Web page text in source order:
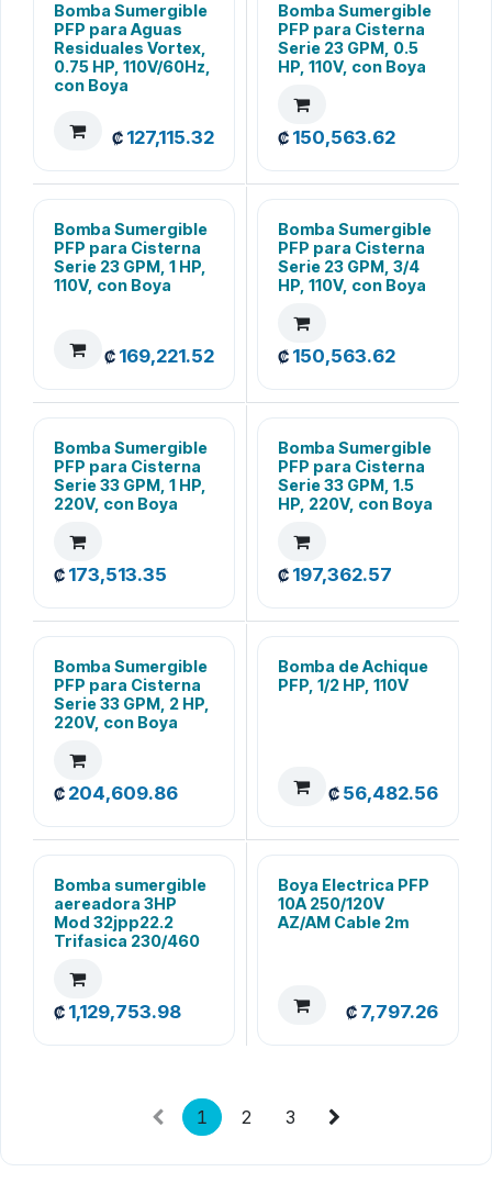
Bomba Sumergible
PFP para Aguas
Residuales Vortex,
0.75 HP, 110V/60Hz,
con Boya
₡ 127,115.32
Bomba Sumergible
PFP para Cisterna
Serie 23 GPM, 0.5
HP, 110V, con Boya
₡ 150,563.62
Bomba Sumergible
PFP para Cisterna
Serie 23 GPM, 1 HP,
110V, con Boya
₡ 169,221.52
Bomba Sumergible
PFP para Cisterna
Serie 23 GPM, 3/4
HP, 110V, con Boya
₡ 150,563.62
Bomba Sumergible
PFP para Cisterna
Serie 33 GPM, 1 HP,
220V, con Boya
₡ 173,513.35
Bomba Sumergible
PFP para Cisterna
Serie 33 GPM, 1.5
HP, 220V, con Boya
₡ 197,362.57
Bomba Sumergible
PFP para Cisterna
Serie 33 GPM, 2 HP,
220V, con Boya
₡ 204,609.86
Bomba de Achique
PFP, 1/2 HP, 110V
₡ 56,482.56
Bomba sumergible
aereadora 3HP
Mod 32jpp22.2
Trifasica 230/460
₡ 1,129,753.98
Boya Electrica PFP
10A 250/120V
AZ/AM Cable 2m
₡ 7,797.26
1 2 3